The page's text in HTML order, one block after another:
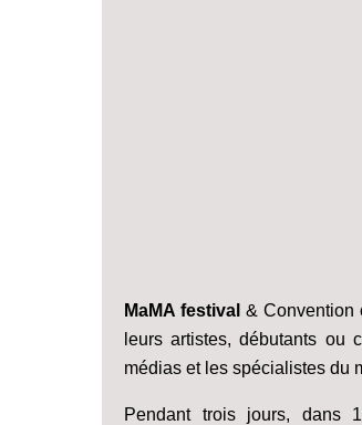
MaMA festival & Convention
leurs artistes, débutants ou
médias et les spécialistes du
Pendant trois jours, dans